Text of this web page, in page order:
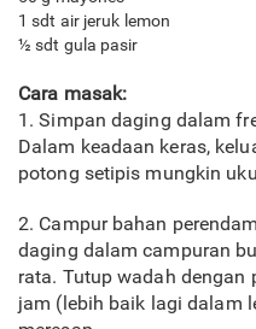
1 sdt air jeruk lemon
½ sdt gula pasir
Cara masak:
1. Simpan daging dalam
Dalam keadaan keras,
potong setipis mungkin
2. Campur bahan
daging dalam campuran
rata. Tutup wadah dengan
jam (lebih baik lagi dalam